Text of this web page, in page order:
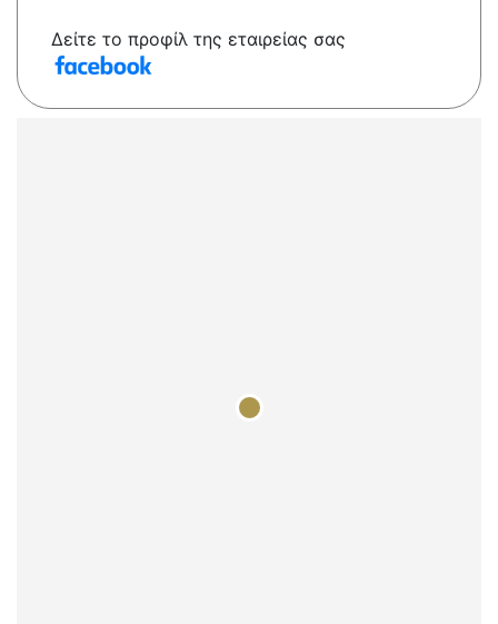
Δείτε το προφίλ της εταιρείας σας